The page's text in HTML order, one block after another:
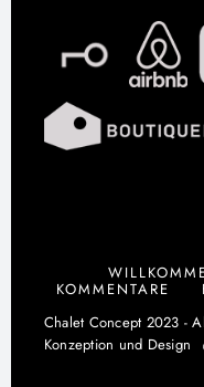
KOMMENTARE
Chalet Concept 2023 -
Konzeption und Design